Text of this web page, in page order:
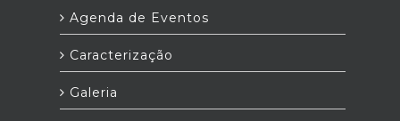
Agenda de Eventos
Caracterização
Galeria